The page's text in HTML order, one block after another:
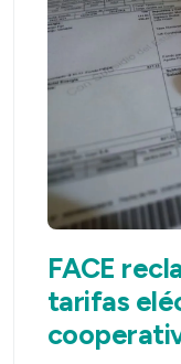
FACE
tarifas